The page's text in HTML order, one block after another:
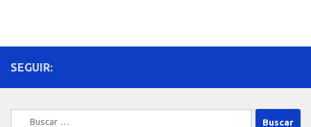
SEGUIR:
Buscar: